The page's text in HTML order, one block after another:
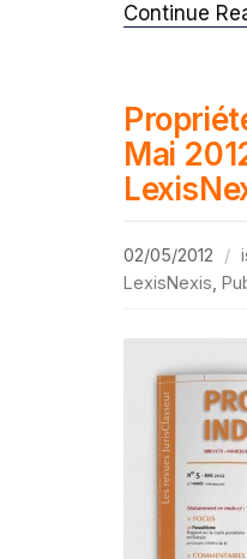
Continue
Mai
02/05/2012
LexisNexis